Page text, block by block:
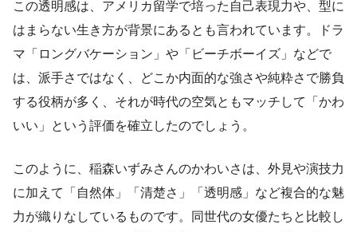
この透明感は、アメリカ留学で培った自己表現力や、型に
はまらない生き方が背景にあるとも言われています。ドラ
マ「ロングバケーション」や「ビーチボーイズ」などで
は、派手さではなく、どこか内面的な強さや純粋さで勝負
する役柄が多く、それが時代の空気ともマッチして「かわ
いい」という評価を確立したのでしょう。
このように、稲森いずみさんのかわいさは、外見や演技力
に加えて「自然体」「清楚さ」「透明感」など複合的な魅
力が織りなしているものです。同世代の女優たちと比較し